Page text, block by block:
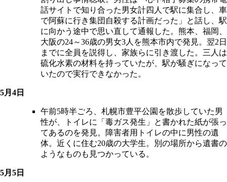
話サイトで知り合った男女計四人で駅に集合し、車
で阿蘇に行き集団自殺する計画だった」と話し、駅
に向かう途中で思い直して通報した。熊本、福岡、
大阪の24～36歳の男女3人を熊本市内で発見。翌2日
までに全員を説得し、家族らに引き渡した。三人は
硫化水素の材料を持っていたが、駅が騒ぎになって
いたので実行できなかった。
5月4日
午前5時半ごろ、札幌市豊平公園を散歩していた男
性が、トイレに「毒ガス発生」と書かれた紙が張っ
てあるのを発見。障害者用トイレの中に男性の遺
体。近くに住む20歳の大学生。別の場所から遺書の
ようなものも見つかっている。
5月5日